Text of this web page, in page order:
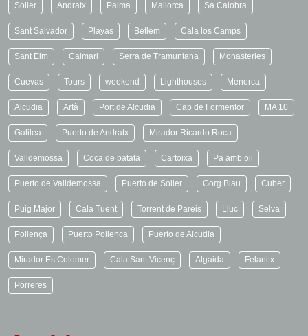
Soller Andratx Palma Mallorca Sa Calobra
Sant Salvador Playas Betlem Cala los Camps
Sant Elm Caimari Serra de Tramuntana Monasteries
Cuevas Tours weekend Lighthouses Menorca
Alcudia Artà Port de Alcudia Cap de Formentor MA 10
Galilea Puerto de Andratx Mirador Ricardo Roca
Valldemossa Coca de patata Cartoixa Pa amb oli
Puerto de Valldemossa Puerto de Soller Gorg Blau Cuber
Puig Major Cala Tuent Torrent de Pareis Lluc Selva
Pollença Puerto Pollenca Puerto de Alcudia
Mirador Es Colomer Cala Sant Vicenç Algaida Felanitx
Porreres